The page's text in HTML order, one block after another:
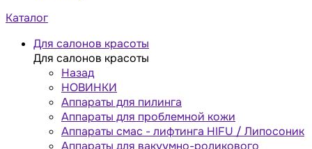
Каталог
Для салонов красоты
Для салонов красоты
Назад
НОВИНКИ
Аппараты для пилинга
Аппараты для проблемной кожи
Аппараты cмас - лифтинга HIFU / Липосоник
Аппараты для вакуумно-роликового